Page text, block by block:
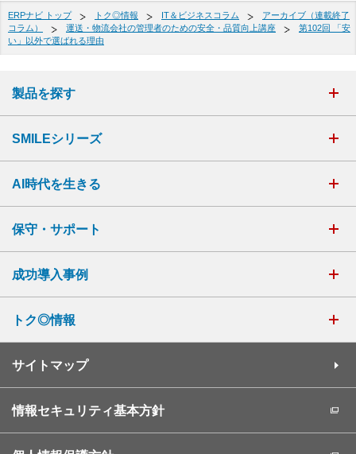
ERPナビ トップ トク◎情報 IT＆ビジネスコラム
アーカイブ（連載終了
コラム）
運送・物流会社の管理者のための安全・品質向上講座
第102回 「安
い」以外で選ばれる理由
製品を探す
SMILEシリーズ
AI時代を生きる
保守・サポート
成功導入事例
トク◎情報
サイトマップ
情報セキュリティ基本方針